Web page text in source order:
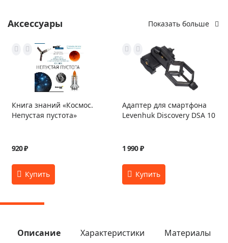
Аксессуары Показать больше
Книга знаний «Космос.
Непустая пустота»
920 ₽
Адаптер для смартфона
Levenhuk Discovery DSA 10
1 990 ₽
Описание Характеристики Материалы